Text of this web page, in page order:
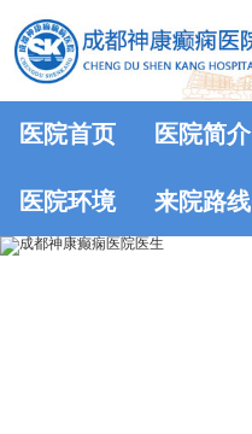
医院首页 医院简介
医院环境 来院路线